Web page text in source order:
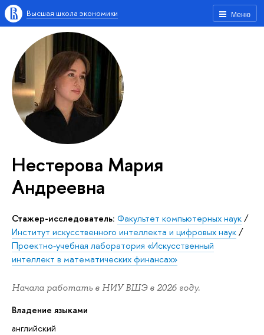
Меню
Высшая школа экономики
Нестерова Мария
Андреевна
Стажер-исследователь: Факультет компьютерных наук/
Институт искусственного интеллекта и цифровых наук/
Проектно-учебная лаборатория «Искусственный
интеллект в математических финансах»
Начала работать в НИУ ВШЭ в 2026 году.
Владение языками
английский